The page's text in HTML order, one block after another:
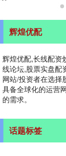
辉煌优配
辉煌优配,长线配资
线论坛,股票实盘配
网站/投资者在选择
具备全球化的运营
的需求。
话题标签